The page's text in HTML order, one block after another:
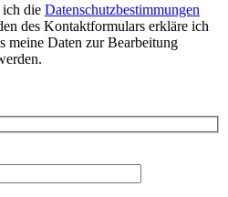
ich die Datenschutzbestimmungen
des Kontaktformulars erkläre ich
meine Daten zur Bearbeitung